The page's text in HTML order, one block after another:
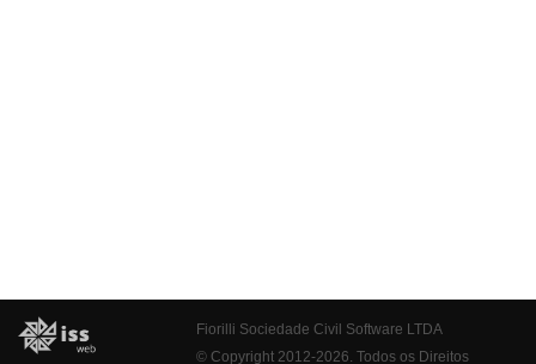
Fiorilli Sociedade Civil Software LTDA
© Copyright 2012-2026. Todos os Direitos